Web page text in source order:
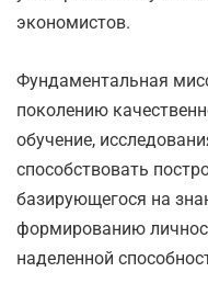
экономистов.
Фундаментальная
поколению
обучение,
способствовать
базирующегося на
формированию
наделенной